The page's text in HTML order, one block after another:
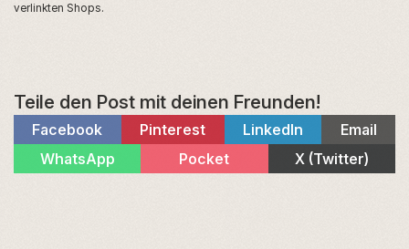
verlinkten Shops.
Teile den Post mit deinen Freunden!
Share
on
Facebook
Share
on
Pinterest
Share
on
LinkedIn
Share
on
Email
Share
on
WhatsApp
Share
on
Pocket
Share
on
X (Twitter)